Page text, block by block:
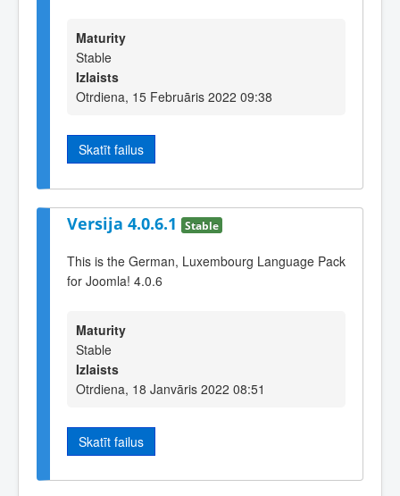
Maturity
Stable
Izlaists
Otrdiena, 15 Februāris 2022 09:38
Skatīt failus
Versija 4.0.6.1 Stable
This is the German, Luxembourg Language Pack
for Joomla! 4.0.6
Maturity
Stable
Izlaists
Otrdiena, 18 Janvāris 2022 08:51
Skatīt failus